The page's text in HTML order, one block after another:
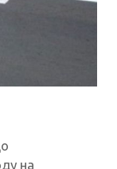
на